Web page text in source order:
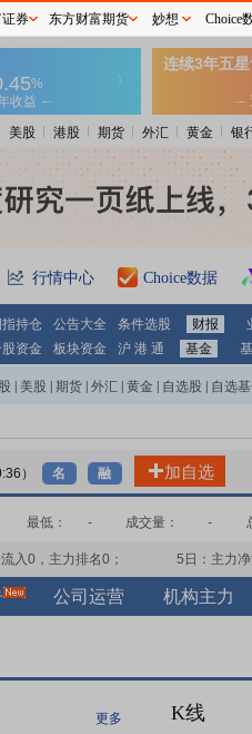
美股 港股 期货 外汇 黄金 银
行情中心 Choice数据
持仓 公告大全 条件选股 财报
资金 板块资金 沪 港 通 基金
美股 期货 外汇 黄金 自选股 自选
） 名 融 加自选
最低： - 成交量： -
入0 ，主力排名0 ； 5日：主力净
公司运营 机构主力
更多 K线
券 东方财富期货 妙想 Choice